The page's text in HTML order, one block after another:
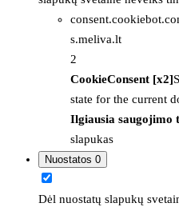
s.meliva.lt
2
CookieConsent [x2]
state for the current
Ilgiausia saugojimo
slapukas
Nuostatos 0
Dėl nuostatų slapukų